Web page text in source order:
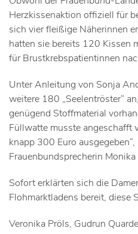
Herzkissenaktion offiziell für
sich vier fleißige Näherinnen
hatten sie bereits 120 Kissen
für Brustkrebspatientinnen
Unter Anleitung von Sonja
weitere 180 „Seelentröster“
genügend Stoffmaterial
Füllwatte musste angeschafft
knapp 300 Euro
Frauenbundsprecherin Monika
Sofort erklärten sich die
Flohmarktladens bereit, diese
Veronika Pröls, Gudrun